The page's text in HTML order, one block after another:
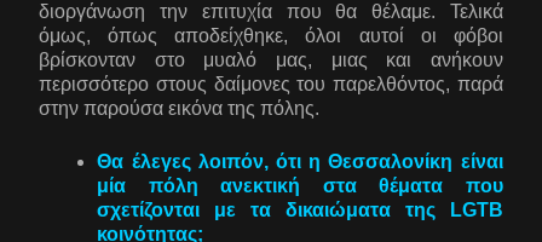
διοργάνωση την επιτυχία που θα θέλαμε. Τελικά
όμως, όπως αποδείχθηκε, όλοι αυτοί οι φόβοι
βρίσκονταν στο μυαλό μας, μιας και ανήκουν
περισσότερο στους δαίμονες του παρελθόντος, παρά
στην παρούσα εικόνα της πόλης.
Θα έλεγες λοιπόν, ότι η Θεσσαλονίκη είναι
μία πόλη ανεκτική στα θέματα που
σχετίζονται με τα δικαιώματα της LGTB
κοινότητας;